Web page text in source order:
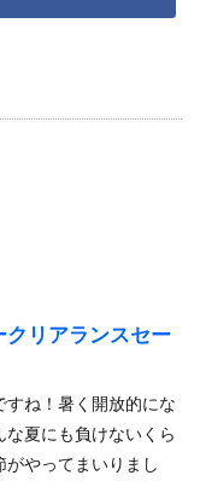
リアランスセー
すね！暑く開放的にな
夏にも負けないくら
やってまいりまし